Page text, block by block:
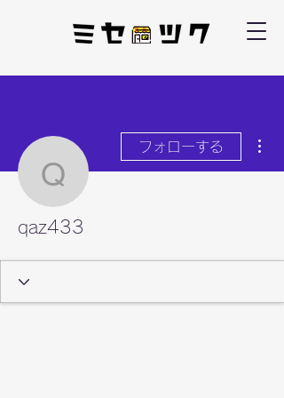
qaz433
フォローする
qaz433